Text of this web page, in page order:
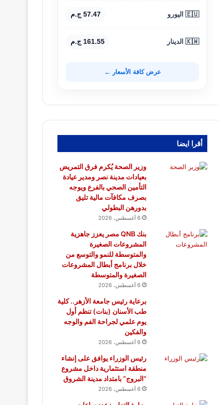
🇪🇺 اليورو 57.47 ج.م
🇰🇼 الدينار 161.55 ج.م
عرض كافة الأسعار ←
أقرا ايضا
وزير الصحة يُكرم فرق التمريض
بعيادات مدينة نصر ومدير عيادة
التأمين الصحي بالفرع ويوجه
بصرف مكافآت مالية تليق
بدورهن البطولي
6 أغسطس، 2026
بنك QNB مصر يعزز جاهزية
المشروعات الصغيرة
والمتوسطة للنمو والتوسع من
خلال برنامج أبطال المشروعات
الصغيرة والمتوسطة
6 أغسطس، 2026
برعاية رئيس جامعة الأزهر.. كلية
طب الأسنان (بنات) تنظم أول
يوم علمي لجراحة الفم والوجه
والفكين
6 أغسطس، 2026
رئيس الوزراء يوافق على إنشاء
منطقة استثمارية داخل مشروع
“البروج” بامتداد مدينة الشروق
6 أغسطس، 2026